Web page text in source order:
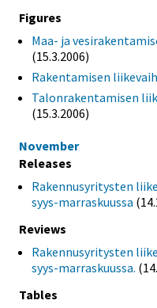
Figures
Maa- ja
(15.3.2006)
Rakentamisen
Talonrakentamisen
(15.3.2006)
November
Releases
Rakennusyritysten
syys-marraskuussa
Reviews
Rakennusyritysten
syys-marraskuussa.
Tables